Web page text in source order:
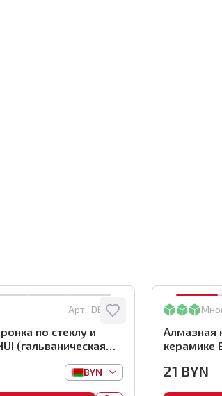
Арт.: DBW45
по стеклу и
(гальваническая
BYN
Алмазная
керамике
арт.DBW25
21 BYN